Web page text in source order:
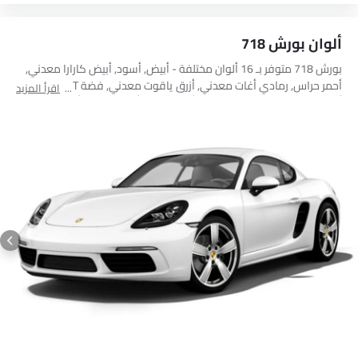
ألوان بورش 718
بورش 718 متوفر بـ 16 ألوان مختلفة - أبيض, أسود, أبيض كارارا معدني,
أحمر حراس, رمادي أغات معدني, أزرق ياقوت معدني, فضة GT معدنية,
أسود طائرة معدني, برتقالي لافا, أصفر سباق, أحمر كارمين, أزرق داكن
اقرأ المزيد